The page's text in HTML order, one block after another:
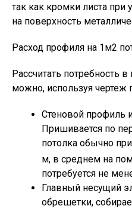
так как кромки листа
на поверхность
Расход профиля на 1м2
Рассчитать потребность
можно, используя чертеж
Стеновой профиль
Пришивается по
потолка обычно
м, в среднем на
потребуется не
Главный несущий
обрешетки,